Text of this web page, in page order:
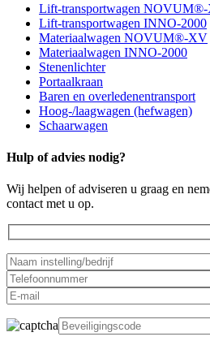
Lift-transportwagen
Lift-transportwagen INNO-2000
Materiaalwagen NOVUM®-XV
Materiaalwagen INNO-2000
Stenenlichter
Portaalkraan
Baren en overledenentransport
Hoog-/laagwagen (hefwagen)
Schaarwagen
Hulp of advies nodig?
Wij helpen of adviseren u graag en
contact met u op.